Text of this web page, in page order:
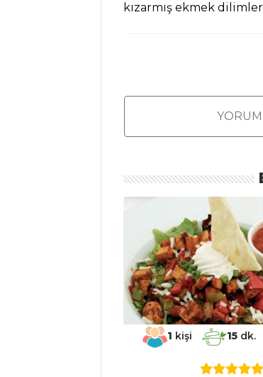
ET YEMEKLERI
İşkembe Yahnisi
Tarifi, Nasıl Yapılır?
kızarmış ekmek
1 kişi 15 dk.